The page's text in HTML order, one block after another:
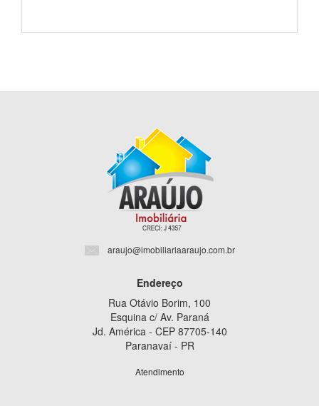
araujo@imobiliariaaraujo.com.br
Endereço
Rua Otávio Borim, 100
Esquina c/ Av. Paraná
Jd. América - CEP 87705-140
Paranavaí - PR
Atendimento